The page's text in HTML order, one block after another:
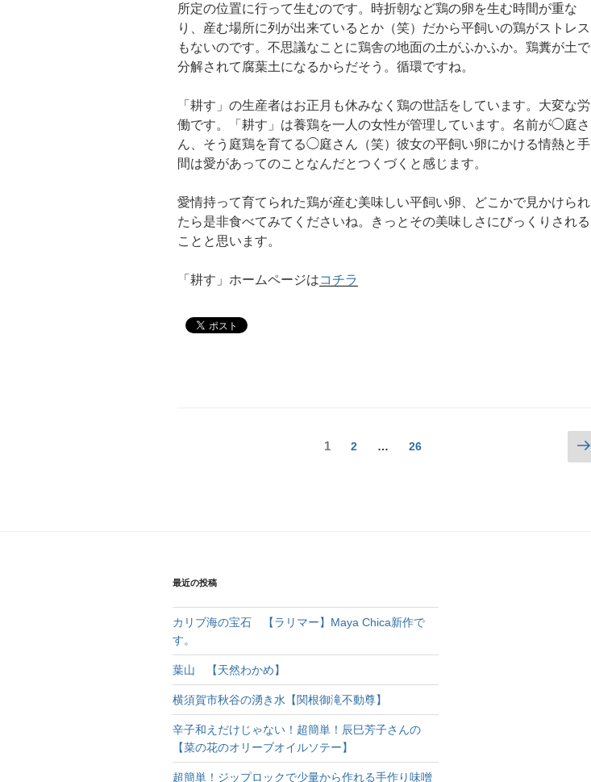
所定の位置に行って生むのです。時折朝など鶏の卵を生む時間が重な
り、産む場所に列が出来ているとか（笑）だから平飼いの鶏がストレス
もないのです。不思議なことに鶏舎の地面の土がふかふか。鶏糞が土で
分解されて腐葉土になるからだそう。循環ですね。
「耕す」の生産者はお正月も休みなく鶏の世話をしています。大変な労
働です。「耕す」は養鶏を一人の女性が管理しています。名前が◯庭さ
ん、そう庭鶏を育てる◯庭さん（笑）彼女の平飼い卵にかける情熱と手
間は愛があってのことなんだとつくづくと感じます。
愛情持って育てられた鶏が産む美味しい平飼い卵、どこかで見かけられ
たら是非食べてみてくださいね。きっとその美味しさにびっくりされる
ことと思います。
「耕す」ホームページはコチラ
1 2 … 26
最近の投稿
カリブ海の宝石 【ラリマー】Maya Chica新作で
す。
葉山 【天然わかめ】
横須賀市秋谷の湧き水【関根御滝不動尊】
辛子和えだけじゃない！超簡単！辰巳芳子さんの
【菜の花のオリーブオイルソテー】
超簡単！ジップロックで少量から作れる手作り味噌